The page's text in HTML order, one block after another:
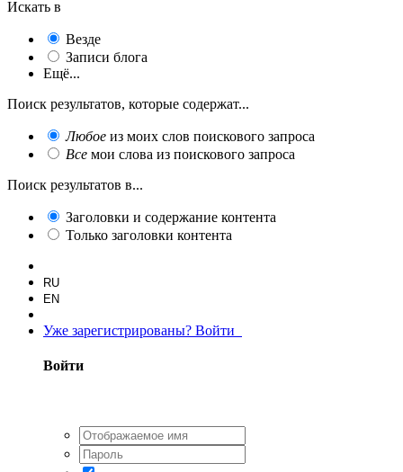
Искать в
Везде
Записи блога
Ещё...
Поиск результатов, которые содержат...
Любое из моих слов поискового запроса
Все мои слова из поискового запроса
Поиск результатов в...
Заголовки и содержание контента
Только заголовки контента
RU
EN
Уже зарегистрированы? Войти
Войти